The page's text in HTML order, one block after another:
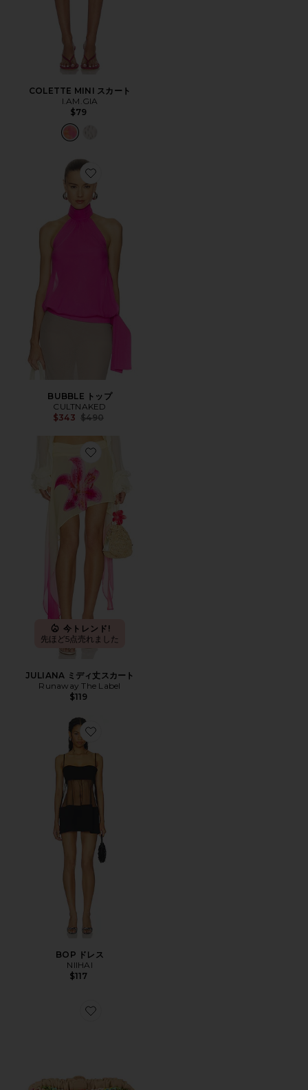
COLETTE MINI スカート
I.AM.GIA
$79
Favorite BUBBLE トップ
BUBBLE トップ
CULTNAKED
$343 Previous price:
$490
Favorite JULIANA ミディ丈スカート
今トレンド!
先ほど5点売れました
JULIANA ミディ丈スカート
Runaway The Label
$119
Favorite BOP ドレス
BOP ドレス
NIIHAI
$117
Favorite AMALIA PETITE ギャザー入りクラッチ